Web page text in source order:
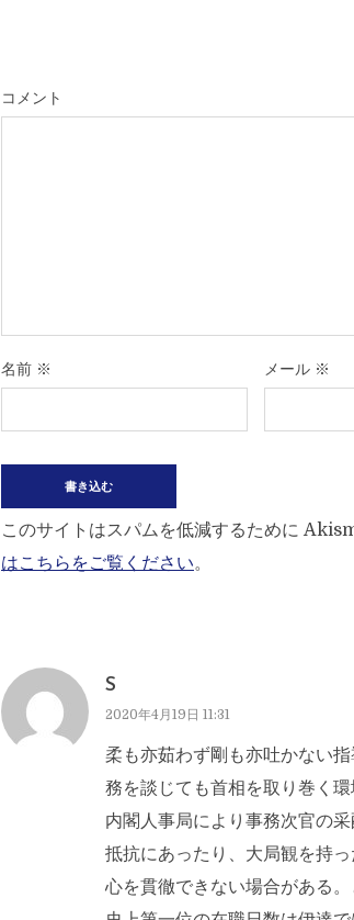
コメント
名前 ※ メール ※
このサイトはスパムを低減するために
はこちらをご覧ください。
S
2020年4月19日 11:31
柔も亦茹わず剛も亦吐かない
務を談じても首相を取り巻く環
内閣人事局により事務次官の
抵抗にあったり、大局観を持
心を貫徹できない場合がある